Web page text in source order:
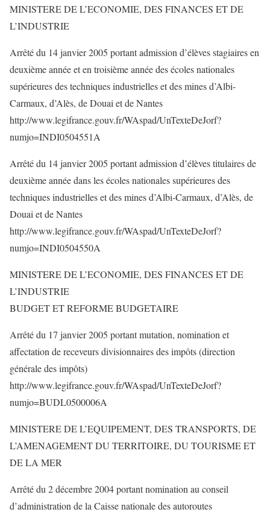
MINISTERE DE L’ECONOMIE, DES FINANCES ET DE
L’INDUSTRIE
Arrêté du 14 janvier 2005 portant admission d’élèves stagiaires en
deuxième année et en troisième année des écoles nationales
supérieures des techniques industrielles et des mines d’Albi-
Carmaux, d’Alès, de Douai et de Nantes
http://www.legifrance.gouv.fr/WAspad/UnTexteDeJorf?
numjo=INDI0504551A
Arrêté du 14 janvier 2005 portant admission d’élèves titulaires de
deuxième année dans les écoles nationales supérieures des
techniques industrielles et des mines d’Albi-Carmaux, d’Alès, de
Douai et de Nantes
http://www.legifrance.gouv.fr/WAspad/UnTexteDeJorf?
numjo=INDI0504550A
MINISTERE DE L’ECONOMIE, DES FINANCES ET DE
L’INDUSTRIE
BUDGET ET REFORME BUDGETAIRE
Arrêté du 17 janvier 2005 portant mutation, nomination et
affectation de receveurs divisionnaires des impôts (direction
générale des impôts)
http://www.legifrance.gouv.fr/WAspad/UnTexteDeJorf?
numjo=BUDL0500006A
MINISTERE DE L’EQUIPEMENT, DES TRANSPORTS, DE
L’AMENAGEMENT DU TERRITOIRE, DU TOURISME ET
DE LA MER
Arrêté du 2 décembre 2004 portant nomination au conseil
d’administration de la Caisse nationale des autoroutes